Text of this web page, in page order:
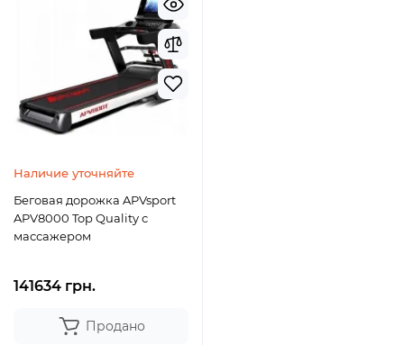
Наличие уточняйте
Беговая дорожка APVsport
APV8000 Top Quality с
массажером
141634 грн.
Продано